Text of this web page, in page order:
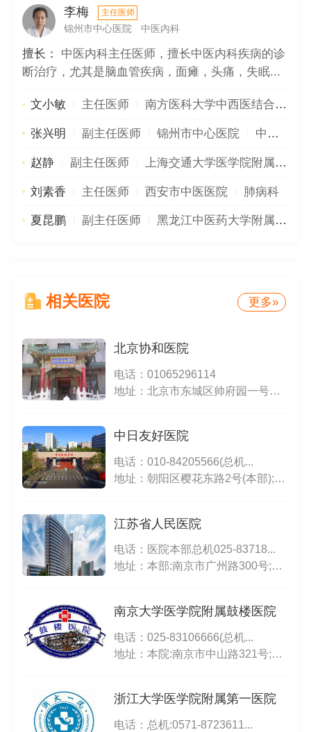
李梅 主任医师
锦州市中心医院 中医内科
擅长：
中医内科主任医师，擅长中医内科疾病的诊
断治疗，尤其是脑血管疾病，面瘫，头痛，失眠...
文小敏 主任医师 南方医科大学中西医结合医院
张兴明 副主任医师 锦州市中心医院 中医内科
赵静 副主任医师 上海交通大学医学院附属瑞金医院
刘素香 主任医师 西安市中医医院 肺病科
夏昆鹏 副主任医师 黑龙江中医药大学附属第二医院
相关医院 更多»
北京协和医院
电话： 01065296114
地址：北京市东城区帅府园一号（东院）；北京市西城区大木仓胡同41号（西院）
中日友好医院
电话： 010-84205566(总机...
地址：朝阳区樱花东路2号(本部);朝阳区双泉堡甲2号(西区舰船院区);北京市朝阳区文学馆路47号(北区)
江苏省人民医院
电话： 医院本部总机025-83718...
地址：本部:南京市广州路300号;妇幼分院:南京市江东北路368号;二院院区（城北分院）:南京市钟阜路1-1号;医大分部:南京市鼓楼区永庆村16号
南京大学医学院附属鼓楼医院
电话： 025-83106666(总机...
地址：本院:南京市中山路321号;北院:南京市中山北路53号;江北院区:南京市江北新区浦珠中路359号
浙江大学医学院附属第一医院
电话： 总机:0571-8723611...